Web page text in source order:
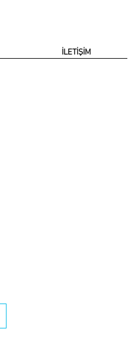
İLETİŞİM